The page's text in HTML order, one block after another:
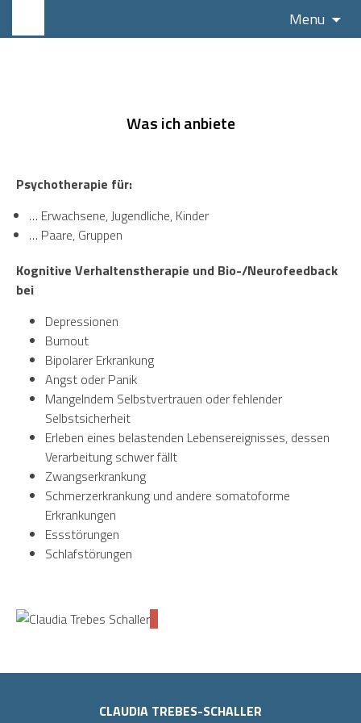
Menu
Was ich anbiete
Psychotherapie für:
… Erwachsene, Jugendliche, Kinder
… Paare, Gruppen
Kognitive Verhaltenstherapie und Bio-/Neurofeedback
bei
Depressionen
Burnout
Bipolarer Erkrankung
Angst oder Panik
Mangelndem Selbstvertrauen oder fehlender
Selbstsicherheit
Erleben eines belastenden Lebensereignisses, dessen
Verarbeitung schwer fällt
Zwangserkrankung
Schmerzerkrankung und andere somatoforme
Erkrankungen
Essstörungen
Schlafstörungen
CLAUDIA TREBES-SCHALLER